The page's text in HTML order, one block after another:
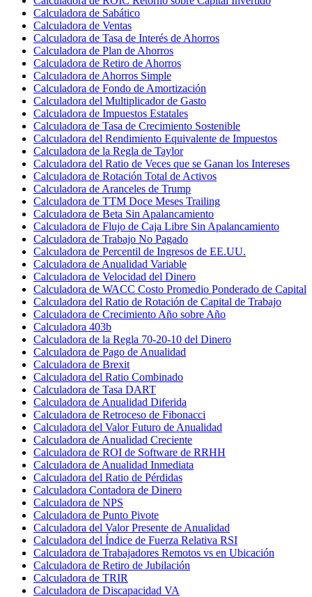
Calculadora de Sabático
Calculadora de Ventas
Calculadora de Tasa de Interés de Ahorros
Calculadora de Plan de Ahorros
Calculadora de Retiro de Ahorros
Calculadora de Ahorros Simple
Calculadora de Fondo de Amortización
Calculadora del Multiplicador de Gasto
Calculadora de Impuestos Estatales
Calculadora de Tasa de Crecimiento Sostenible
Calculadora del Rendimiento Equivalente de Impuestos
Calculadora de la Regla de Taylor
Calculadora del Ratio de Veces que se Ganan los Intereses
Calculadora de Rotación Total de Activos
Calculadora de Aranceles de Trump
Calculadora de TTM Doce Meses Trailing
Calculadora de Beta Sin Apalancamiento
Calculadora de Flujo de Caja Libre Sin Apalancamiento
Calculadora de Trabajo No Pagado
Calculadora de Percentil de Ingresos de EE.UU.
Calculadora de Anualidad Variable
Calculadora de Velocidad del Dinero
Calculadora de WACC Costo Promedio Ponderado de Capital
Calculadora del Ratio de Rotación de Capital de Trabajo
Calculadora de Crecimiento Año sobre Año
Calculadora 403b
Calculadora de la Regla 70-20-10 del Dinero
Calculadora de Pago de Anualidad
Calculadora de Brexit
Calculadora del Ratio Combinado
Calculadora de Tasa DART
Calculadora de Anualidad Diferida
Calculadora de Retroceso de Fibonacci
Calculadora del Valor Futuro de Anualidad
Calculadora de Anualidad Creciente
Calculadora de ROI de Software de RRHH
Calculadora de Anualidad Inmediata
Calculadora del Ratio de Pérdidas
Calculadora Contadora de Dinero
Calculadora de NPS
Calculadora de Punto Pivote
Calculadora del Valor Presente de Anualidad
Calculadora del Índice de Fuerza Relativa RSI
Calculadora de Trabajadores Remotos vs en Ubicación
Calculadora de Retiro de Jubilación
Calculadora de TRIR
Calculadora de Discapacidad VA